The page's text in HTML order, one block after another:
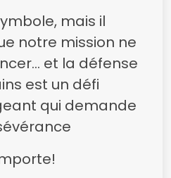
mais il
notre mission ne
et la défense
est un défi
qui demande